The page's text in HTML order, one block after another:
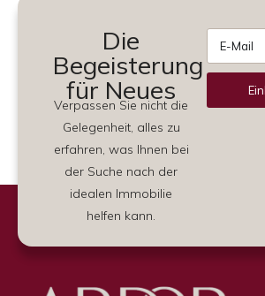
Die
Begeisterung
für Neues
Verpassen Sie nicht die
Gelegenheit, alles zu
erfahren, was Ihnen bei
der Suche nach der
idealen Immobilie
helfen kann.